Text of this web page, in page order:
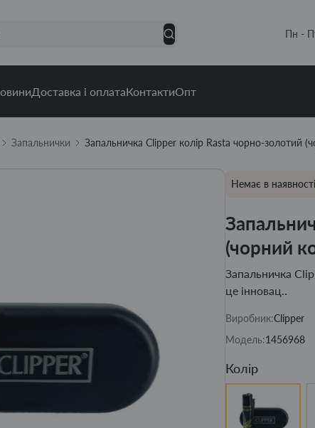
Пн -
Доставка і оплатаКонтактиОпт
Запальнички Запальничка Clipper колір Rasta чорно-золотий
Немає в наявності
(чорний
Запальничка
це інновац..
Виробник:Clipper
Модель:1456968
Колір